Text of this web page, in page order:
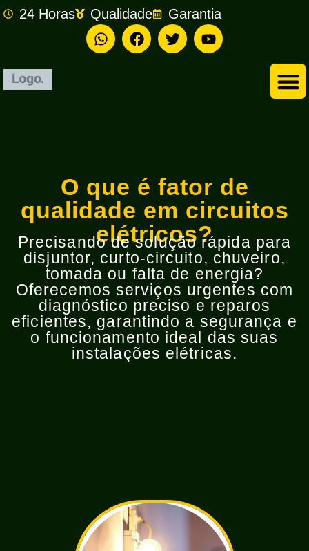
24 Horas Qualidade Garantia
O que é fator de
qualidade em circuitos
elétricos?
Precisando de solução rápida para
disjuntor, curto-circuito, chuveiro,
tomada ou falta de energia?
Oferecemos serviços urgentes com
diagnóstico preciso e reparos
eficientes, garantindo a segurança e
o funcionamento ideal das suas
instalações elétricas.